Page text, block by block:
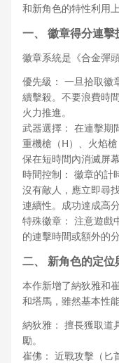
和新角色的特性利用上
一、 徽章得分連擊
徽章系統是《合金彈
優先級： 一旦拾取徽
續擊殺。不要浪費時
火力推進。
武器選擇： 在連擊期
重機槍（H）、火焰
保在短時間內消滅屏
時間控制： 徽章的計
沒有敵人，應立即尋
連續性。成功達成高
特殊徽章： 注意遊戲
的連擊時間或額外的分
二、 新角色的定位
本作新增了納狄雅和
和塔馬，雖然基本性
納狄雅： 擅長獲取道
勵。
崔佛： 近戰攻擊（匕